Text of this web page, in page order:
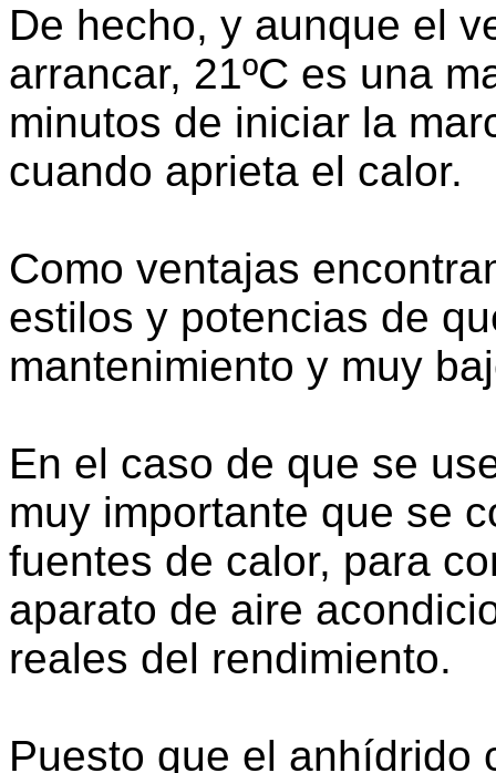
De hecho, y aunque el
arrancar, 21ºC es una
minutos de iniciar la
cuando aprieta el calor.
Como ventajas
estilos y potencias de
mantenimiento y muy
En el caso de que se
muy importante que se
fuentes de calor, para
aparato de aire
reales del rendimiento.
Puesto que el anhídrido